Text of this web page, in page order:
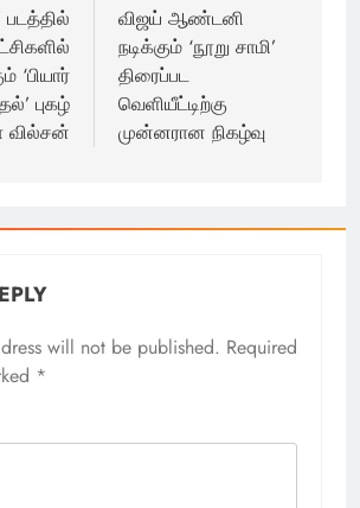
‘பியார்
புகழ்
வில்சன்
விஜய் ஆண்டனி
நடிக்கும் ‘நூறு சாமி’
திரைப்பட
வெளியீட்டிற்கு
முன்னரான நிகழ்வு
will not be published. Required
*